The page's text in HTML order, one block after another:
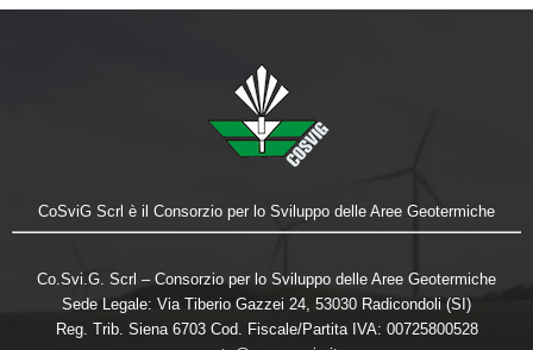
CoSviG Scrl è il Consorzio per lo Sviluppo delle Aree Geotermiche
Co.Svi.G. Scrl – Consorzio per lo Sviluppo delle Aree Geotermiche
Sede Legale: Via Tiberio Gazzei 24, 53030 Radicondoli (SI)
Reg. Trib. Siena 6703 Cod. Fiscale/Partita IVA: 00725800528